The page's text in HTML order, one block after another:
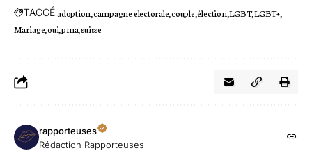
TAGGÉadoption campagne électorale couple élection LGBT LGBT+
Mariage oui pma suisse
rapporteuses
Rédaction Rapporteuses